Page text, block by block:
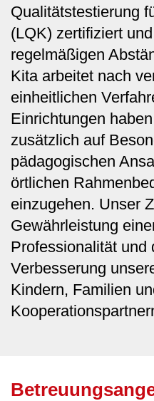
Qualitätstestierung
(LQK) zertifiziert
regelmäßigen
Kita arbeitet nach
einheitlichen
Einrichtungen
zusätzlich auf
pädagogischen
örtlichen
einzugehen. Unser
Gewährleistung
Professionalität und
Verbesserung
Kindern, Familien